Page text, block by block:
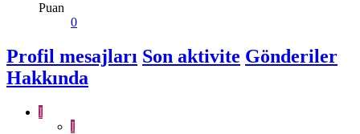
Puan
0
Profil mesajları Son aktivite Gönderiler
Hakkında
I
I